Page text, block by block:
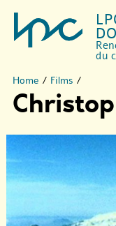
du
Home / Films /